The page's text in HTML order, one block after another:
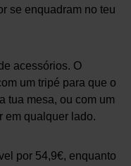
se enquadram no teu
acessórios. O
um tripé para que o
tua mesa, ou com um
em qualquer lado.
por 54,9€, enquanto